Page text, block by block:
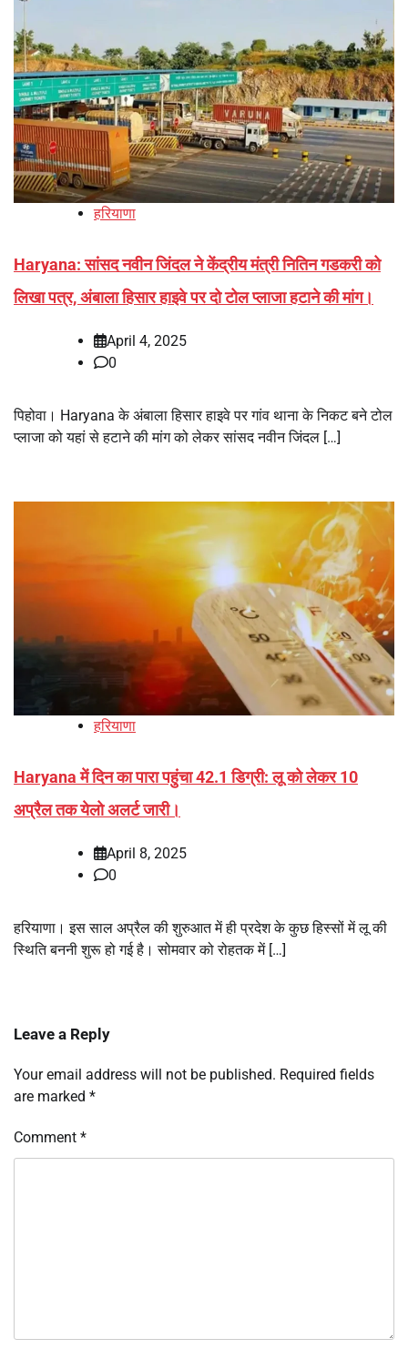
हरियाणा
Haryana: सांसद नवीन जिंदल ने केंद्रीय मंत्री नितिन गडकरी को
लिखा पत्र, अंबाला हिसार हाइवे पर दो टोल प्लाजा हटाने की मांग।
April 4, 2025
0
पिहोवा। Haryana के अंबाला हिसार हाइवे पर गांव थाना के निकट बने टोल
प्लाजा को यहां से हटाने की मांग को लेकर सांसद नवीन जिंदल […]
हरियाणा
Haryana में दिन का पारा पहुंचा 42.1 डिग्री: लू को लेकर 10
अप्रैल तक येलो अलर्ट जारी।
April 8, 2025
0
हरियाणा। इस साल अप्रैल की शुरुआत में ही प्रदेश के कुछ हिस्सों में लू की
स्थिति बननी शुरू हो गई है। सोमवार को रोहतक में […]
Leave a Reply
Your email address will not be published. Required fields
are marked *
Comment *